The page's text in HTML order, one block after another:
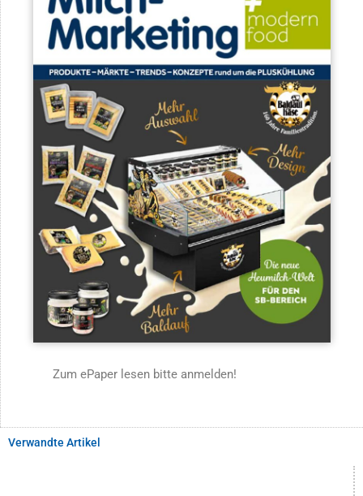
Zum ePaper lesen bitte anmelden!
Verwandte Artikel